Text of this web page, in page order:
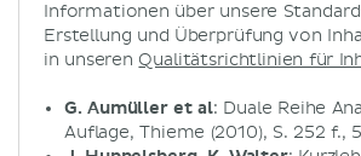
Informationen über unsere
Erstellung und Überprüfung von
in unseren Qualitätsrichtlinien für
G. Aumüller et al: Duale Reihe
Auflage, Thieme (2010), S. 252 f.,